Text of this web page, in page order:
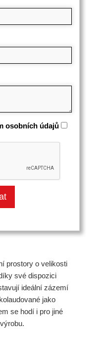
osobních údajů
prostory o velikosti
své dispozici
ideální zázemí
jako
se hodí i pro jiné